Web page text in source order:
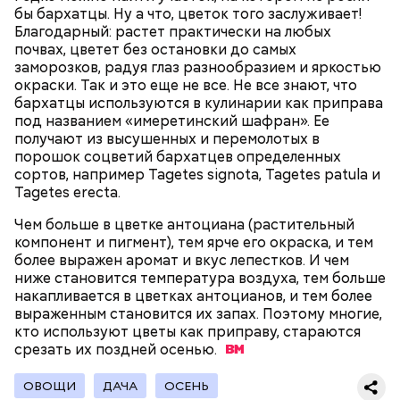
бы бархатцы. Ну а что, цветок того заслуживает!
Благодарный: растет практически на любых
почвах, цветет без остановки до самых
заморозков, радуя глаз разнообразием и яркостью
окраски. Так и это еще не все. Не все знают, что
бархатцы используются в кулинарии как приправа
под названием «имеретинский шафран». Ее
получают из высушенных и перемолотых в
порошок соцветий бархатцев определенных
сортов, например Tagetes signota, Tagetes рatula и
Tagetes erecta.
Чем больше в цветке антоциана (растительный
компонент и пигмент), тем ярче его окраска, и тем
более выражен аромат и вкус лепестков. И чем
ниже становится температура воздуха, тем больше
накапливается в цветках антоцианов, и тем более
выраженным становится их запах. Поэтому многие,
кто используют цветы как приправу, стараются
срезать их позднейосенью.
ОВОЩИ ДАЧА ОСЕНЬ
Однако диетолог предупредила: не для всех дыня
может быть полезна. В первую очередь ее стоит
есть с осторожностью людям:
— Наиболее распространенные борщ, щи, котлеты,
салаты, лаваш с творогом и сыром, пироги, омлет,
запеканка. Щавеля там везде используется
немного, поэтому никакого вреда от него не будет.
Чем разнообразнее рацион питания человека, тем
лучше. Потому что это исключает вероятность
возникновения дефицитов микроэлементов, —
заверил специалист.
Вовсю идет и сезон черешни. «Вечерняя Москва»
узнала у врача — эндокринолога-диетолога
Натальи Лазуренко,как правильно есть эту ягоду
пользой для здоровья.